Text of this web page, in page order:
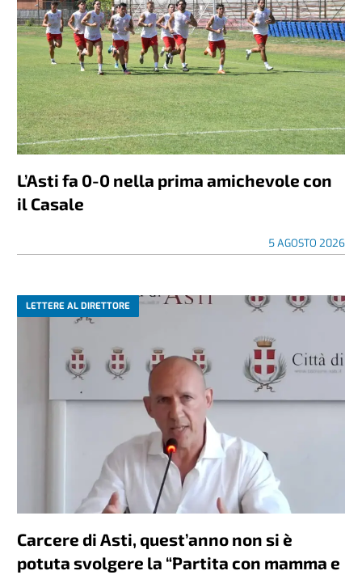
L’Asti fa 0-0 nella prima amichevole con
il Casale
5 AGOSTO 2026
LETTERE AL DIRETTORE
Carcere di Asti, quest’anno non si è
potuta svolgere la “Partita con mamma e